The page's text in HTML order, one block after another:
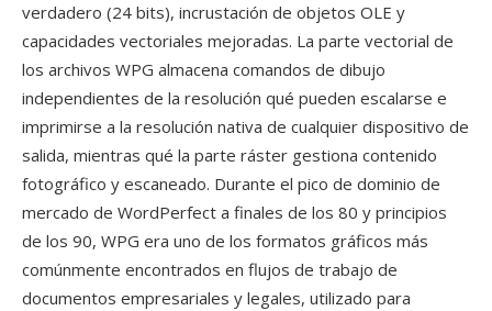
verdadero (24 bits), incrustación de objetos OLE y
capacidades vectoriales mejoradas. La parte vectorial de
los archivos WPG almacena comandos de dibujo
independientes de la resolución qué pueden escalarse e
imprimirse a la resolución nativa de cualquier dispositivo de
salida, mientras qué la parte ráster gestiona contenido
fotográfico y escaneado. Durante el pico de dominio de
mercado de WordPerfect a finales de los 80 y principios
de los 90, WPG era uno de los formatos gráficos más
comúnmente encontrados en flujos de trabajo de
documentos empresariales y legales, utilizado para